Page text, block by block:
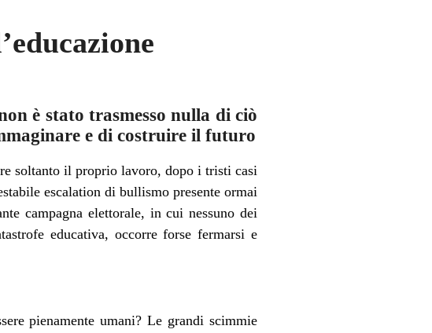
è stato trasmesso nulla di ciò
e di costruire il futuro
soltanto il proprio lavoro, dopo i tristi casi
escalation di bullismo presente ormai
campagna elettorale, in cui nessuno dei
educativa, occorre forse fermarsi e
pienamente umani? Le grandi scimmie